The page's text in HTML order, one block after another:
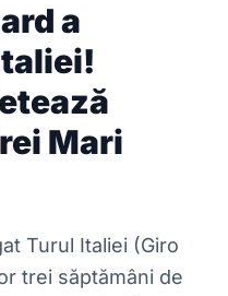
a
Mari
Turul Italiei (Giro
trei săptămâni de